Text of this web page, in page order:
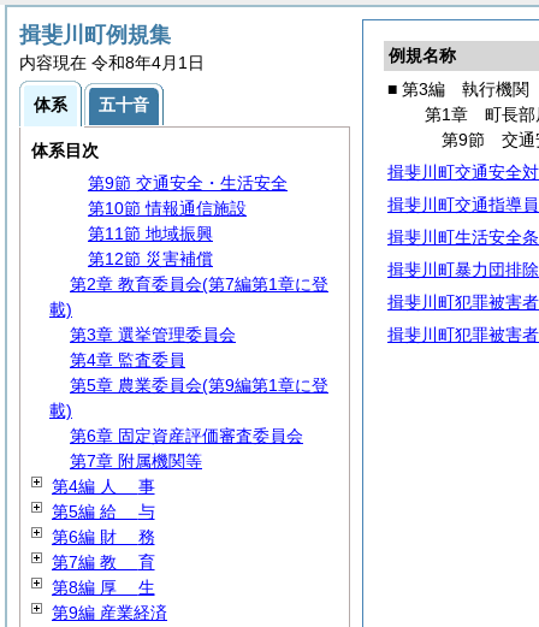
例規名称
■ 第3編 執行機関
第1章 町長部
第9節 交通
揖斐川町交通安全
揖斐川町交通指導
揖斐川町生活安全
揖斐川町暴力団排
揖斐川町犯罪被害
揖斐川町犯罪被害
揖斐川町例規集
内容現在 令和8年4月1日
体系 五十音
体系目次
第2節 代理・代決等
第3節 文書・公印
第4節 情報管理
第5節広
第6節 行政手続
第7節住民
第8節 災害対策
第9節 交通安全・生活安全
第10節 情報通信施設
第11節 地域振興
第12節 災害補償
第2章 教育委員会(第7編第1章に登
載)
第3章 選挙管理委員会
第4章 監査委員
第5章 農業委員会(第9編第1章に登
載)
第6章 固定資産評価審査委員会
第7章 附属機関等
第4編 人 事
第5編 給 与
第6編 財 務
第7編 教 育
第8編 厚 生
第9編 産業経済